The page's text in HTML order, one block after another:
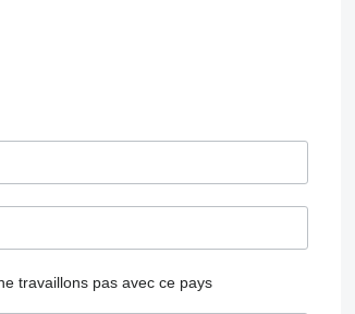
travaillons pas avec ce pays